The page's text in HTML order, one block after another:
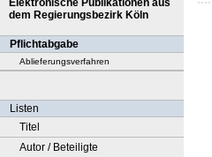
Elektronische Publikationen aus
dem Regierungsbezirk Köln
Pflichtabgabe
Ablieferungsverfahren
Listen
Titel
Autor / Beteiligte